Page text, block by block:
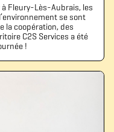
Fleury-Lès-Aubrais, les
se sont
la coopération, des
C2S Services a été
!